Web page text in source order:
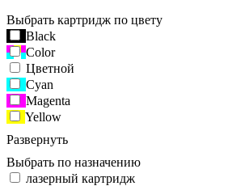
Выбрать картридж по цвету
Black
Color
Цветной
Cyan
Magenta
Yellow
Развернуть
Выбрать по назначению
лазерный картридж